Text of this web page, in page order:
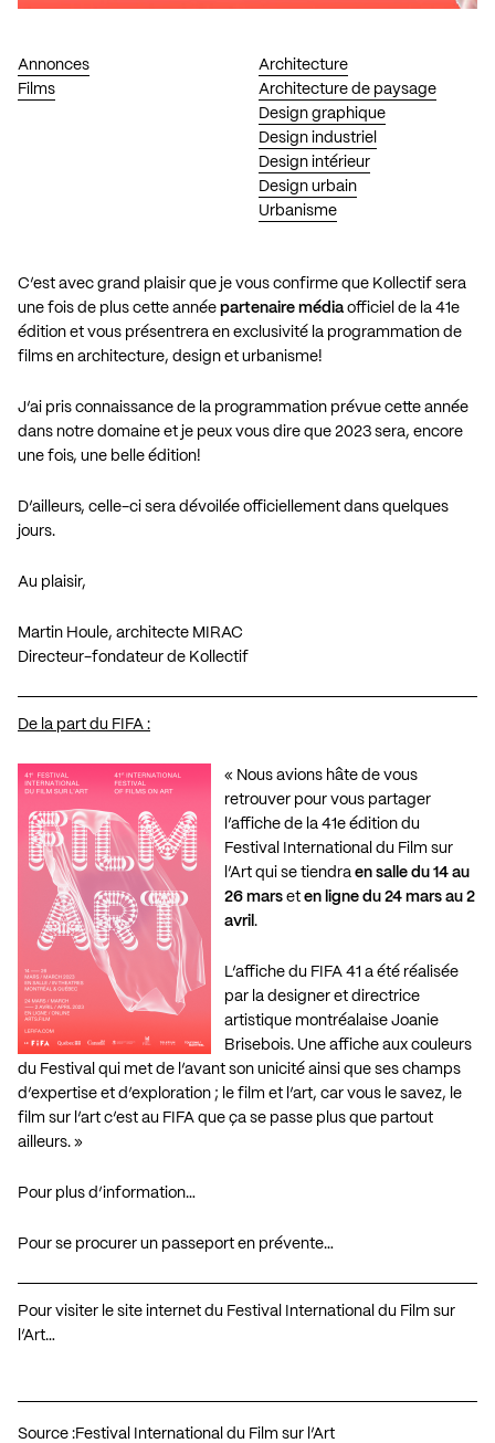
Annonces
Films
Architecture
Architecture de paysage
Design graphique
Design industriel
Design intérieur
Design urbain
Urbanisme
C’est avec grand plaisir que je vous confirme que Kollectif sera
une fois de plus cette année partenaire média officiel de la 41e
édition et vous présentrera en exclusivité la programmation de
films en architecture, design et urbanisme!
J’ai pris connaissance de la programmation prévue cette année
dans notre domaine et je peux vous dire que 2023 sera, encore
une fois, une belle édition!
D’ailleurs, celle-ci sera dévoilée officiellement dans quelques
jours.
Au plaisir,
Martin Houle, architecte MIRAC
Directeur-fondateur de Kollectif
De la part du FIFA :
« Nous avions hâte de vous
retrouver pour vous partager
l’affiche de la 41e édition du
Festival International du Film sur
l’Art qui se tiendra en salle du 14 au
26 mars et en ligne du 24 mars au 2
avril .
L’affiche du FIFA 41 a été réalisée
par la designer et directrice
artistique montréalaise Joanie
Brisebois. Une affiche aux couleurs
du Festival qui met de l’avant son unicité ainsi que ses champs
d’expertise et d’exploration ; le film et l’art, car vous le savez, le
film sur l’art c’est au FIFA que ça se passe plus que partout
ailleurs. »
Pour plus d’information…
Pour se procurer un passeport en prévente…
Pour visiter le site internet du Festival International du Film sur
l’Art…
Source :Festival International du Film sur l’Art